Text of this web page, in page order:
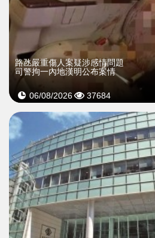
​路氹嚴重傷人案疑涉感情問題
司警拘一內地漢明公布案情
06/08/2026 37684